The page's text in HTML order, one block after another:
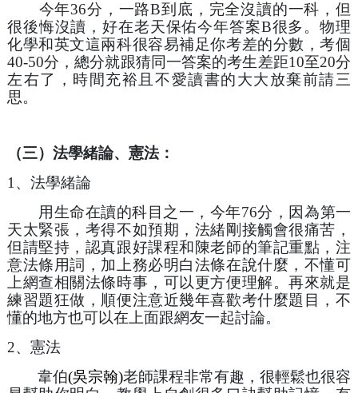
今年36分，一路B到底，完全沒讀的一科，但
很後悔沒讀，好在老天保佑今年答案B很多。物理
化學和英文這兩科很容易補足你考差的分數，考個
40-50分，總分就跟猜同一答案的考生差距10至20分
左右了，時間充裕且不愛讀書的大大放棄前請三
思。
（三）法學緒論、憲法：
1、法學緒論
用生命在讀的科目之一，今年76分，因為第一
天太緊張，考得不如預期，法緒剛接觸會很痛苦，
但請堅持，認真跟好課程和陳老師的筆記重點，注
意法條用詞，加上務必明白法條在說什麼，不懂可
上網查相關法條時事，可以更方便理解。再來就是
練習題狂做，順便注意近幾年喜歡考什麼題目，不
懂的地方也可以在上面跟網友一起討論。
2、憲法
韋伯(吳宗翰)老師課程非常有趣，很輕鬆也很容